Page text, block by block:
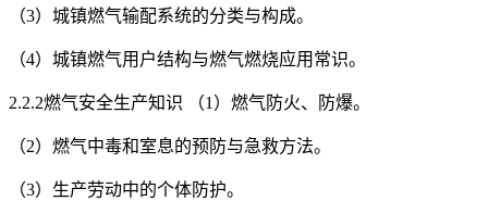
（3）城镇燃气输配系统的分类与构成。
（4）城镇燃气用户结构与燃气燃烧应用常识。
2.2.2燃气安全生产知识 （1）燃气防火、防爆。
（2）燃气中毒和室息的预防与急救方法。
（3）生产劳动中的个体防护。